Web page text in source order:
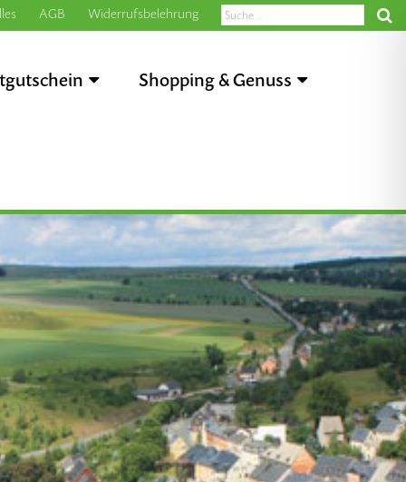
Widerrufsbelehrung
AGB
Shopping & Genuss